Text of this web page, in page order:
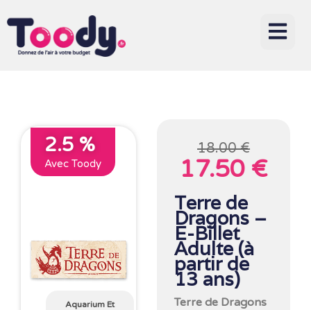
2.5 %
Avec Toody
Aquarium Et
18.00 €
17.50 €
Terre de
Dragons –
E-Billet
Adulte (à
partir de
13 ans)
Terre de Dragons